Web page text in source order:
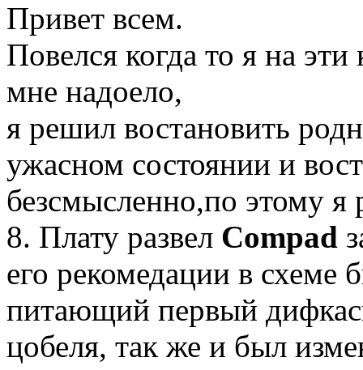
Привет всем.
Повелся когда то я на
мне надоело,
я решил востановить
ужасном состоянии и
безсмысленно,по этому
8. Плату развел Compad
его рекомедации в схеме
питающий первый
цобеля, так же и был